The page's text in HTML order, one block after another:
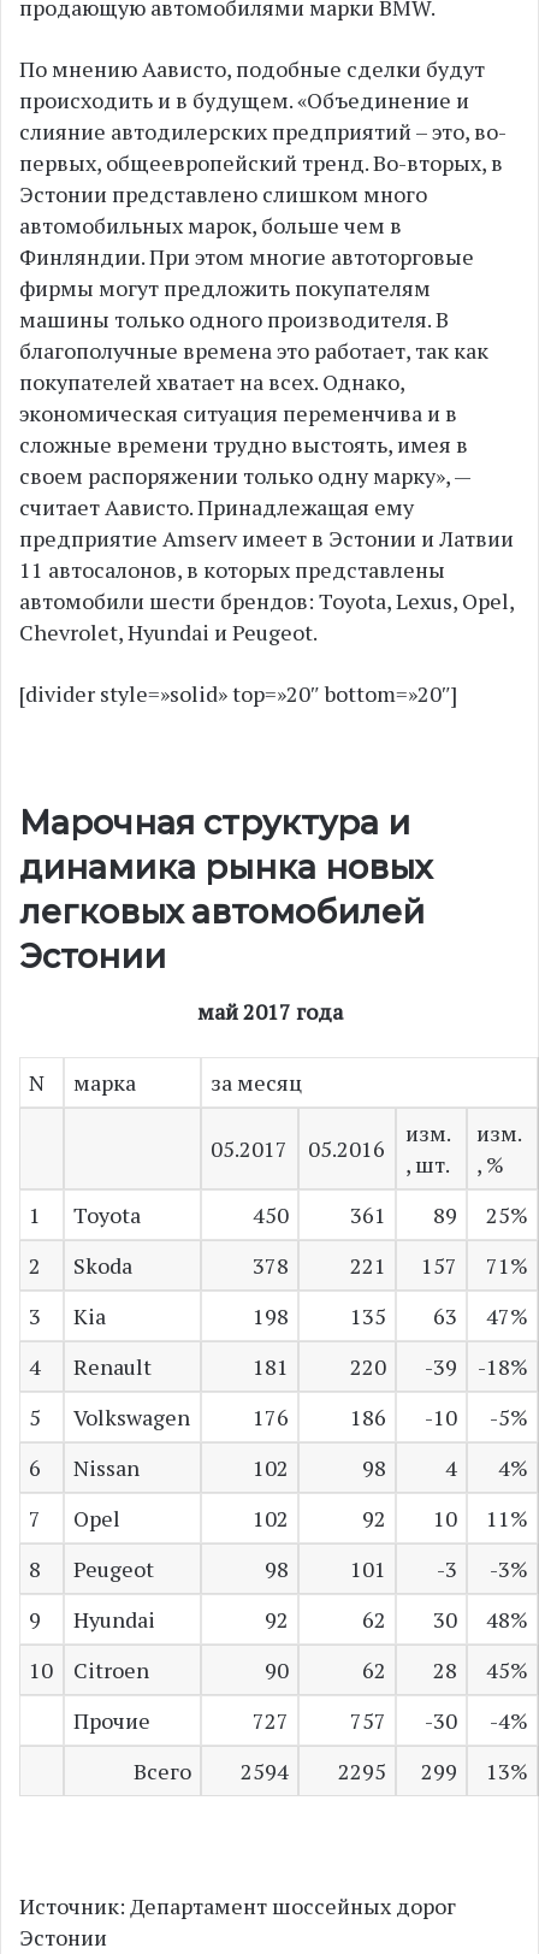
продающую автомобилями марки BMW.
По мнению Аависто, подобные сделки будут
происходить и в будущем. «Объединение и
слияние автодилерских предприятий – это, во-
первых, общеевропейский тренд. Во-вторых, в
Эстонии представлено слишком много
автомобильных марок, больше чем в
Финляндии. При этом многие автоторговые
фирмы могут предложить покупателям
машины только одного производителя. В
благополучные времена это работает, так как
покупателей хватает на всех. Однако,
экономическая ситуация переменчива и в
сложные времени трудно выстоять, имея в
своем распоряжении только одну марку», —
считает Аависто. Принадлежащая ему
предприятие Amserv имеет в Эстонии и Латвии
11 автосалонов, в которых представлены
автомобили шести брендов: Toyota, Lexus, Opel,
Chevrolet, Hyundai и Peugeot.
[divider style=»solid» top=»20″ bottom=»20″]
Марочная структура и
динамика рынка новых
легковых автомобилей
Эстонии
май 2017 года
N марка за месяц
05.2017 05.2016
изм.
, шт.
изм.
, %
1
Toyota 450 361 89
25%
2
Skoda 378 221 157
71%
3
Kia 198 135 63
47%
4
Renault 181 220 -39
-18%
5
Volkswagen 176 186 -10
-5%
6
Nissan 102 98 4
4%
7
Opel 102 92 10
11%
8
Peugeot 98 101 -3
-3%
9
Hyundai 92 62 30
48%
10
Citroen 90 62 28
45%
Прочие
727 757 -30
-4%
Всего
2594 2295 299 13%
Источник: Департамент шоссейных дорог
Эстонии